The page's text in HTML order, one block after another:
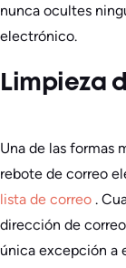
nunca ocultes
electrónico.
Limpieza
Una de las formas
rebote de correo
lista de correo .
dirección de
única excepción a